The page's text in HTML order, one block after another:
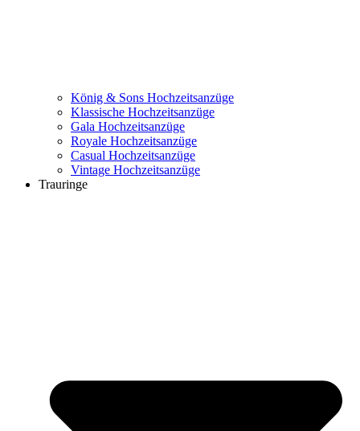
König & Sons Hochzeitsanzüge
Klassische Hochzeitsanzüge
Gala Hochzeitsanzüge
Royale Hochzeitsanzüge
Casual Hochzeitsanzüge
Vintage Hochzeitsanzüge
Trauringe